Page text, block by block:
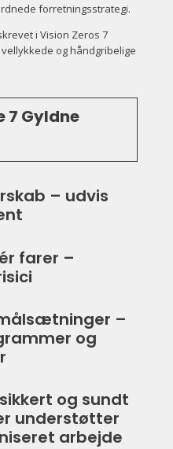
forretningsstrategi.
i Vision Zeros 7
og håndgribelige
7 Gyldne
– udvis
farer –
–
og
og sundt
understøtter
arbejde